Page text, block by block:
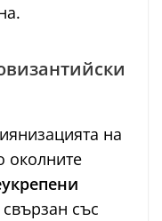
на
околните
със